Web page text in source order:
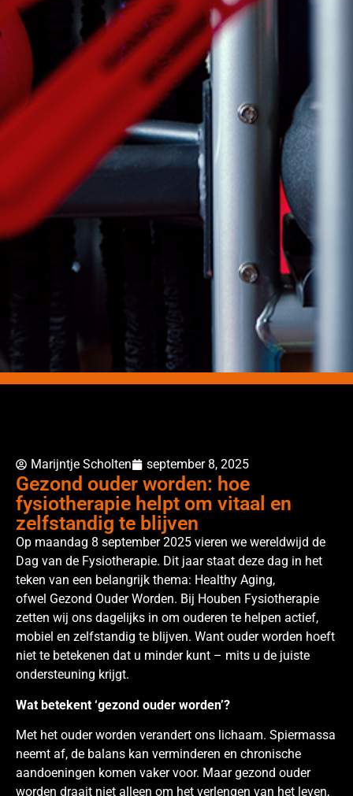
Marijntje Scholten september 8, 2025
Gezond ouder worden: hoe
fysiotherapie helpt om vitaal en
zelfstandig te blijven
Op maandag 8 september 2025 vieren we wereldwijd de
Dag van de Fysiotherapie. Dit jaar staat deze dag in het
teken van een belangrijk thema: Healthy Aging,
ofwel Gezond Ouder Worden. Bij Houben Fysiotherapie
zetten wij ons dagelijks in om ouderen te helpen actief,
mobiel en zelfstandig te blijven. Want ouder worden hoeft
niet te betekenen dat u minder kunt – mits u de juiste
ondersteuning krijgt.
Wat betekent ‘gezond ouder worden’?
Met het ouder worden verandert ons lichaam. Spiermassa
neemt af, de balans kan verminderen en chronische
aandoeningen komen vaker voor. Maar gezond ouder
worden draait niet alleen om het verlengen van het leven,